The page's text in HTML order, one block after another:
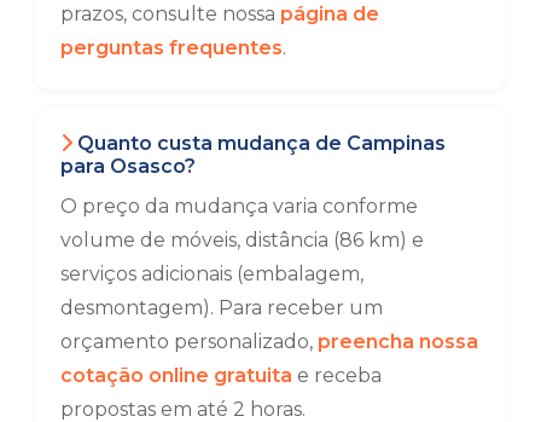
prazos, consulte nossa página de
perguntas frequentes.
Quanto custa mudança de Campinas
para Osasco?
O preço da mudança varia conforme
volume de móveis, distância (86 km) e
serviços adicionais (embalagem,
desmontagem). Para receber um
orçamento personalizado, preencha nossa
cotação online gratuita e receba
propostas em até 2 horas.